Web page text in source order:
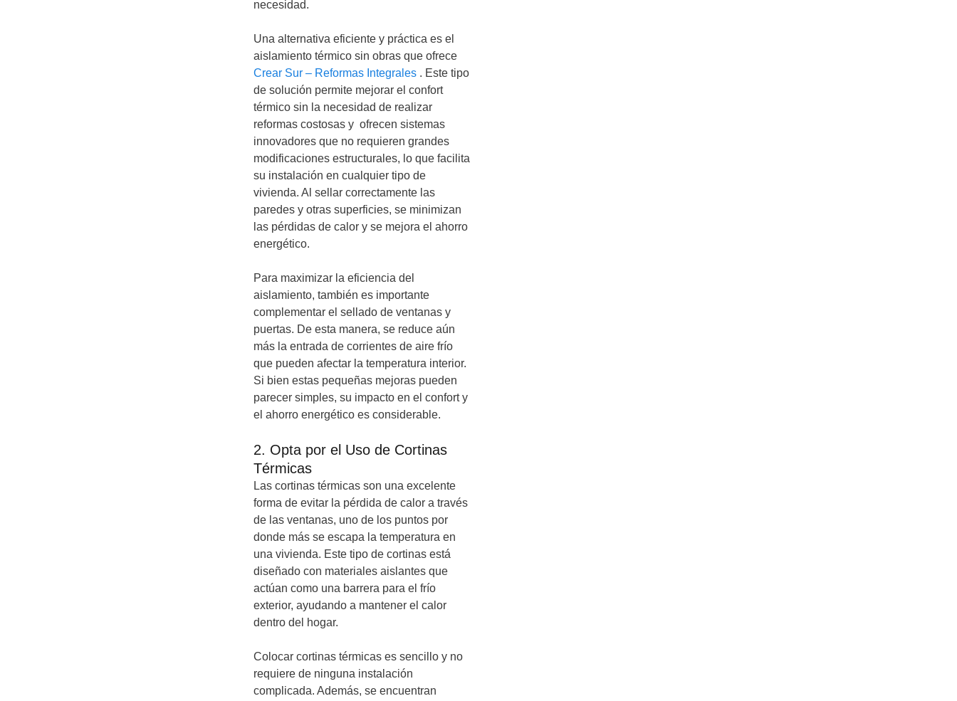
necesidad.
Una alternativa eficiente y práctica es el
aislamiento térmico sin obras que ofrece
Crear Sur – Reformas Integrales . Este tipo
de solución permite mejorar el confort
térmico sin la necesidad de realizar
reformas costosas y ofrecen sistemas
innovadores que no requieren grandes
modificaciones estructurales, lo que facilita
su instalación en cualquier tipo de
vivienda. Al sellar correctamente las
paredes y otras superficies, se minimizan
las pérdidas de calor y se mejora el ahorro
energético.
Para maximizar la eficiencia del
aislamiento, también es importante
complementar el sellado de ventanas y
puertas. De esta manera, se reduce aún
más la entrada de corrientes de aire frío
que pueden afectar la temperatura interior.
Si bien estas pequeñas mejoras pueden
parecer simples, su impacto en el confort y
el ahorro energético es considerable.
2. Opta por el Uso de Cortinas
Térmicas
Las cortinas térmicas son una excelente
forma de evitar la pérdida de calor a través
de las ventanas, uno de los puntos por
donde más se escapa la temperatura en
una vivienda. Este tipo de cortinas está
diseñado con materiales aislantes que
actúan como una barrera para el frío
exterior, ayudando a mantener el calor
dentro del hogar.
Colocar cortinas térmicas es sencillo y no
requiere de ninguna instalación
complicada. Además, se encuentran